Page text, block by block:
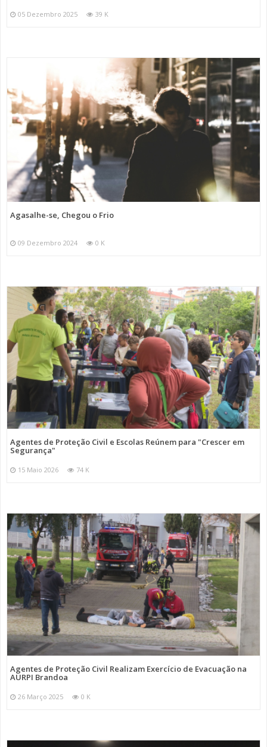
05 Dezembro 2025 39 K
Agasalhe-se, Chegou o Frio
09 Dezembro 2024 0 K
Agentes de Proteção Civil e Escolas Reúnem para "Crescer em
Segurança"
15 Maio 2026 74 K
Agentes de Proteção Civil Realizam Exercício de Evacuação na
AURPI Brandoa
26 Março 2025 0 K